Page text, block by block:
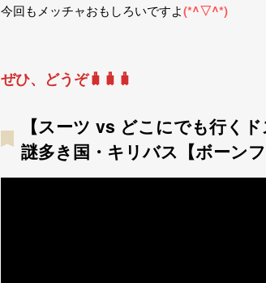
今回もメッチャおもしろいですよ(*^▽^*)
ぜひ、どうぞ🧳🧳🧳
【スーツ vs どこにでも行く
謎多き国・キリバス【ボーン